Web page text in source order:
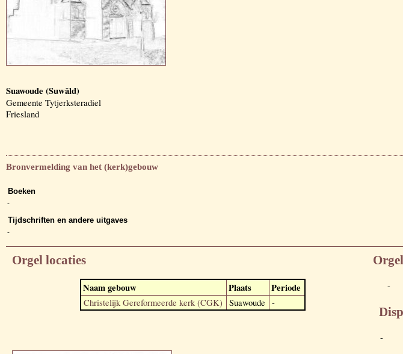
Suawoude (Suwâld)
Gemeente Tytjerksteradiel
Friesland
Bronvermelding van het (kerk)gebouw
Boeken
-
Tijdschriften en andere uitgaves
-
Orgel locaties
Naam gebouw Plaats Periode
Christelijk Gereformeerde kerk (CGK) Suawoude -
-
-